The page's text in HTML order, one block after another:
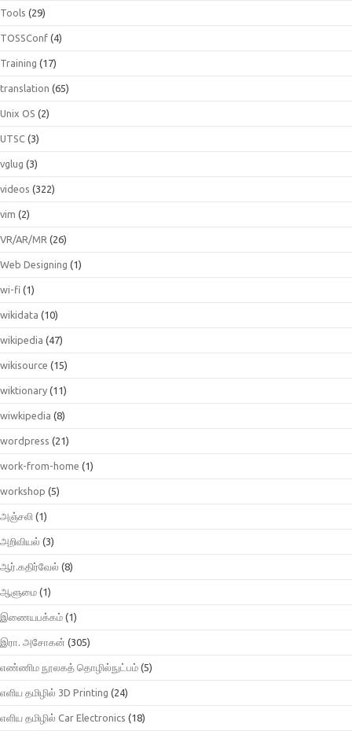
Tools (29)
TOSSConf (4)
Training (17)
translation (65)
Unix OS (2)
UTSC (3)
vglug (3)
videos (322)
vim (2)
VR/AR/MR (26)
Web Designing (1)
wi-fi (1)
wikidata (10)
wikipedia (47)
wikisource (15)
wiktionary (11)
wiwkipedia (8)
wordpress (21)
work-from-home (1)
workshop (5)
அஞ்சலி (1)
அறிவியல் (3)
ஆர்.கதிர்வேல் (8)
ஆளுமை (1)
இணையபக்கம் (1)
இரா. அசோகன் (305)
எண்ணிம நூலகத் தொழில்நுட்பம் (5)
எளிய தமிழில் 3D Printing (24)
எளிய தமிழில் Car Electronics (18)